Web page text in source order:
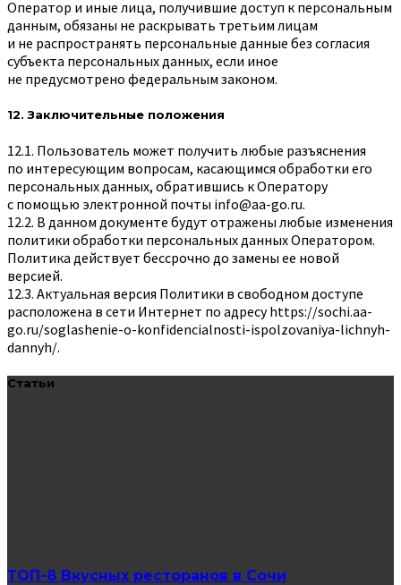
Оператор и иные лица, получившие доступ к персональным
данным, обязаны не раскрывать третьим лицам
и не распространять персональные данные без согласия
субъекта персональных данных, если иное
не предусмотрено федеральным законом.
12. Заключительные положения
12.1. Пользователь может получить любые разъяснения
по интересующим вопросам, касающимся обработки его
персональных данных, обратившись к Оператору
с помощью электронной почты info@aa-go.ru.
12.2. В данном документе будут отражены любые изменения
политики обработки персональных данных Оператором.
Политика действует бессрочно до замены ее новой
версией.
12.3. Актуальная версия Политики в свободном доступе
расположена в сети Интернет по адресуhttps://sochi.aa-
go.ru/soglashenie-o-konfidencialnosti-ispolzovaniya-lichnyh-
dannyh/.
Статьи
ТОП-8 Вкусных ресторанов в Сочи